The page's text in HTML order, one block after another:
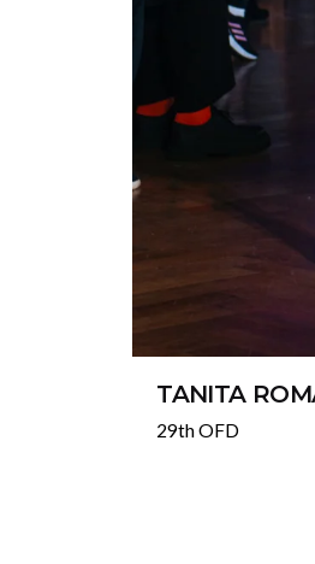
TANITA
29th OFD